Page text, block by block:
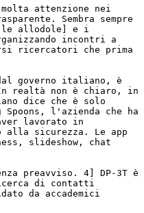
attenzione nei
Sembra sempre
le allodole] e i
incontri a
ricercatori che prima
governo italiano, è
In realtà non è chiaro, in
dice che è solo
Spoons, l'azienda che ha
lavorato in
sicurezza. Le app
slideshow, chat
preavviso. 4] DP-3T è
di contatti
da accademici